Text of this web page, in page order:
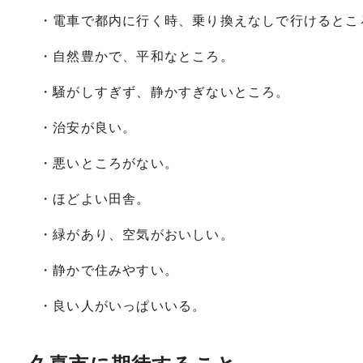
・電車で都内に行く時、乗り換えなしで行けるとこ
・自然豊かで、平和なところ。
・騒がしすぎず、静かすぎないところ。
・治安が良い。
・悪いところがない。
・ほどよい田舎。
・緑があり、空気がおいしい。
・静かで住みやすい。
・良い人がいっぱいいる。